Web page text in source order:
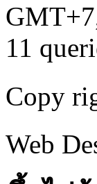
11
Copy
Web